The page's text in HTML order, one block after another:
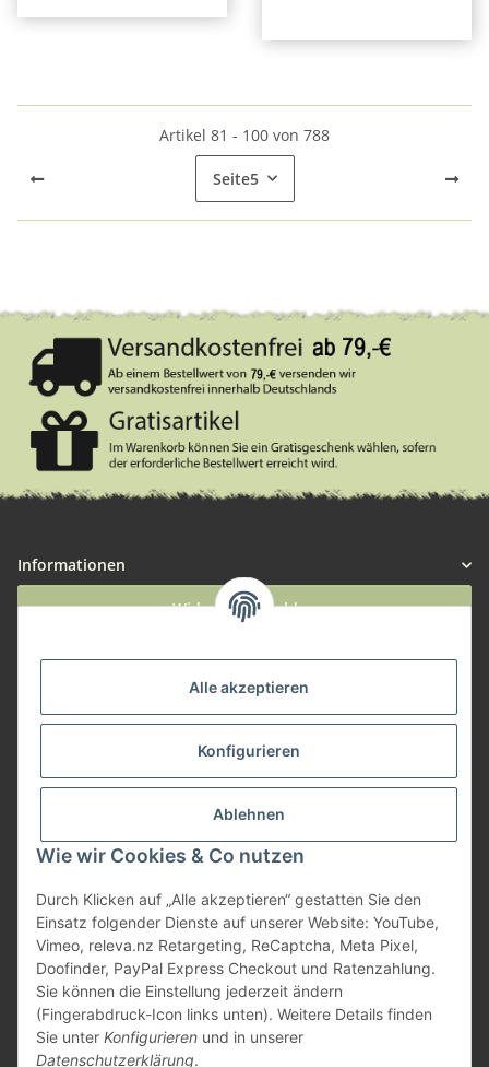
Alle akzeptieren
Konfigurieren
Ablehnen
Wie wir Cookies & Co nutzen
Durch Klicken auf „Alle akzeptieren“ gestatten Sie den
Einsatz folgender Dienste auf unserer Website: YouTube,
Vimeo, releva.nz Retargeting, ReCaptcha, Meta Pixel,
Doofinder, PayPal Express Checkout und Ratenzahlung.
Sie können die Einstellung jederzeit ändern
(Fingerabdruck-Icon links unten). Weitere Details finden
Sie unter Konfigurieren und in unserer
Datenschutzerklärung.
Artikel 81 - 100 von 788
Seite5
Informationen
Widerruf anmelden
Zahlungsmöglichkeiten
* Alle Preise inkl. gesetzlicher USt., zzgl.